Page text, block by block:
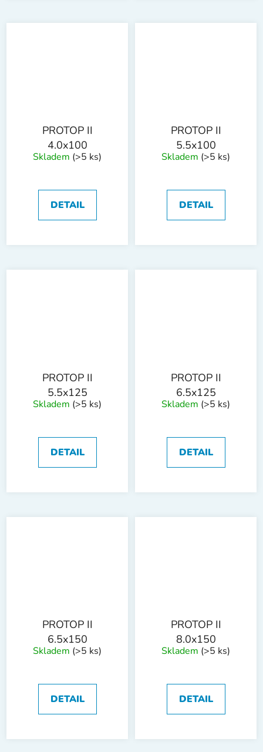
PROTOP II
4.0x100
Skladem (>5 ks)
DETAIL
PROTOP II
5.5x100
Skladem (>5 ks)
DETAIL
PROTOP II
5.5x125
Skladem (>5 ks)
DETAIL
PROTOP II
6.5x125
Skladem (>5 ks)
DETAIL
PROTOP II
6.5x150
Skladem (>5 ks)
DETAIL
PROTOP II
8.0x150
Skladem (>5 ks)
DETAIL